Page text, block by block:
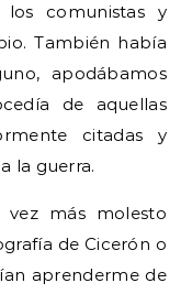
los comunistas y
También había
apodábamos
de aquellas
citadas y
la guerra.
más molesto
de Cicerón o
aprenderme de